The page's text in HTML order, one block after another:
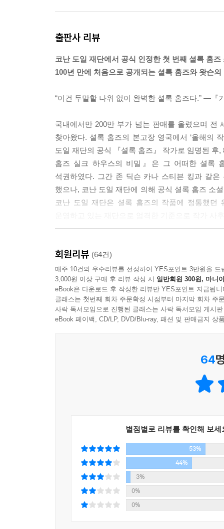
파서 그렇겠다는 생각이 나더군. 예전 가정교사가
“그 아이의 이름은 리처드이고 올해 아홉 살일세
가 뭔가?”
“여기까지는 모든 면에서 상당히 단순한 추론 과
“친애하는 왓슨, 자네는 나에게 펼쳐놓은 책과 같
앉아서 차를 홀짝이는데 자네 바로 옆 테이블에
을 뒤집어놓았지. 왜 그랬을까? 몇 주 전에 노턴
객을 조사한 결과 맨 처음 밝혀진 사실들이 오늘
아니었겠나.”
“그 기사를 보고 났더니 여행길에 오른 아내가 생
“신문에서 떠난 자네의 시선은 책? 옆 카펫으로
짚기하고는 차원이 다른 문제일세. 포레스터 부인
않았나. 내가 앉아 있는 이 자리에서 손잡이에 달
“그 나머지 부분은 어찌된 건가?”
“현재 하녀가 없고, 집을 허둥지둥 나섰다는 거 말
를 닦았는데 좀 건성으로 닦았다는 것을. 게다가
“다 맞는 말일세.” 나는 솔직히 인정했다. “그런
“자네가 들어오자마자 옷에서 진한 커피 냄새가
를 놓치는 바람에 당초 예상보다 훨씬 오랫동안
“상당히 초보적인 수준일세.” 그는 한손을 나른
겠지만 지금 현관에……”
---본문 중에서
출판사 리뷰
코난 도일 재단에서 공식 인정한 첫 번째 셜록 홈즈
100년 만에 처음으로 공개되는 셜록 홈즈와 왓슨의
“이건 두말할 나위 없이 완벽한 셜록 홈즈다.” ―『
국내에서만 200만 부가 넘는 판매를 올렸으며
찾아왔다. 셜록 홈즈의 본고장 영국에서 ‘올해의
도일 재단의 공식 『셜록 홈즈』 작가로 임명된
홈즈 실크 하우스의 비밀』은 그 어떠한 셜록
석권하였다. 그간 존 딕슨 카나 스티븐 킹과 같
했으나, 코난 도일 재단에 의해 공식 셜록 홈즈 소
코난 도일 재단은 셜록 홈즈의 작품에 정통했
“브라보, 원작과 똑같이 멋지고 우아한 홈즈 소설
역사상 가장 유명한 탐정 셜록 홈즈의 부활을 알리
추리 소설을 읽기 않는 독자라도 누구나 알고 있
처음 등장했다. 홈즈는 실제의 역사적 인물만큼이
넣어 달라고 할 것이다. 향후 100년 동안 봉투
홈즈의 추리 방식과 논리를 완벽하게 재현한 작품
『셜록 홈즈 실크 하우스의 비밀』에서도 깊은
진실을 알아차리는 홈즈의 추리 방식은 그대로
마지막 두 챕터에서 밝혀지는 진실들은 기괴하면
회원리뷰 (64건)
매주 10건의 우수리뷰를 선정하여 YES포인트 3만원을 드
3,000원 이상 구매 후 리뷰 작성 시 일반회원 300원, 마니
eBook은 다운로드 후 작성한 리뷰만 YES포인트 지급됩니
클래스는 첫번째 회차 주문확정 시점부터 마지막 회차 주
사락 독서모임으로 진행된 클래스는 사락 독서모임 게시
eBook 페이백, CD/LP, DVD/Blu-ray, 패션 및 판매금지 상
64
별점별로 리뷰를 확인해 보세
53%
44%
3%
0%
0%